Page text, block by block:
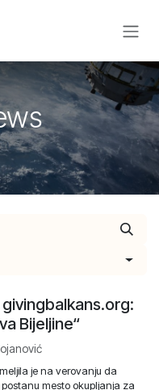
givingbalkans.org:
Bijeljine“
je na verovanju da
mesto okupljanja za